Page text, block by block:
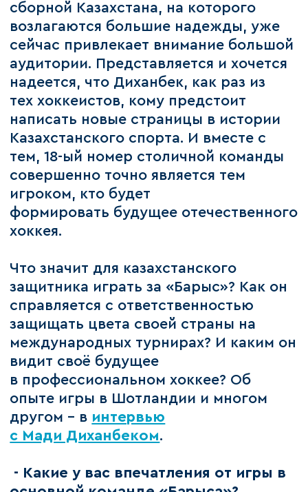
сборной Казахстана, на которого
возлагаются большие надежды, уже
сейчас привлекает внимание большой
аудитории. Представляется и хочется
надеется, что Диханбек, как раз из
тех хоккеистов, кому предстоит
написать новые страницы в истории
Казахстанского спорта. И вместе с
тем, 18-ый номер столичной команды
совершенно точно является тем
игроком, кто будет
формировать будущее отечественного
хоккея.
Что значит для казахстанского
защитника играть за «Барыс»? Как он
справляется с ответственностью
защищать цвета своей страны на
международных турнирах? И каким он
видит своё будущее
в профессиональном хоккее? Об
опыте игры в Шотландии и многом
другом – в интервью
с Мади Диханбеком.
- Какие у вас впечатления от игры в